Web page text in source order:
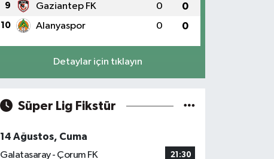
9 Gaziantep FK 0 0
10 Alanyaspor 0 0
Detaylar için tıklayın
Süper Lig Fikstür
14 Ağustos, Cuma
Galatasaray - Çorum FK
21:30